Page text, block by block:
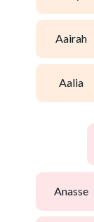
aairah
aalia
anasse